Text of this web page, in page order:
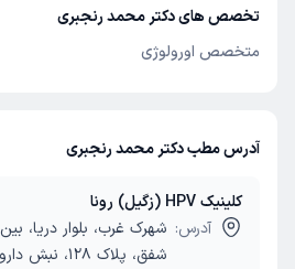
تخصص های دکتر محمد رنجبری
متخصص اورولوژی
آدرس مطب دکتر محمد رنجبری
کلینیک HPV (زگیل) رونا
آدرس: شهرک غرب، بلوار دریا،
شفق، پلاک